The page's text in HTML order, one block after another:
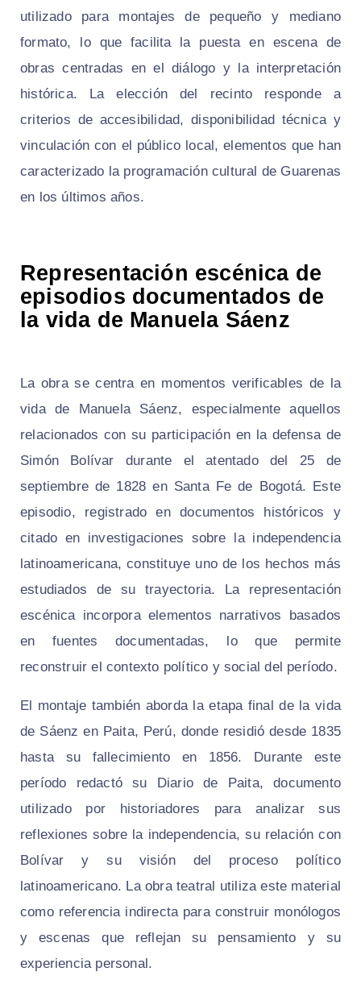
utilizado para montajes de pequeño y mediano
formato, lo que facilita la puesta en escena de
obras centradas en el diálogo y la interpretación
histórica. La elección del recinto responde a
criterios de accesibilidad, disponibilidad técnica y
vinculación con el público local, elementos que han
caracterizado la programación cultural de Guarenas
en los últimos años.
Representación escénica de
episodios documentados de
la vida de Manuela Sáenz
La obra se centra en momentos verificables de la
vida de Manuela Sáenz, especialmente aquellos
relacionados con su participación en la defensa de
Simón Bolívar durante el atentado del 25 de
septiembre de 1828 en Santa Fe de Bogotá. Este
episodio, registrado en documentos históricos y
citado en investigaciones sobre la independencia
latinoamericana, constituye uno de los hechos más
estudiados de su trayectoria. La representación
escénica incorpora elementos narrativos basados
en fuentes documentadas, lo que permite
reconstruir el contexto político y social del período.
El montaje también aborda la etapa final de la vida
de Sáenz en Paita, Perú, donde residió desde 1835
hasta su fallecimiento en 1856. Durante este
período redactó su Diario de Paita, documento
utilizado por historiadores para analizar sus
reflexiones sobre la independencia, su relación con
Bolívar y su visión del proceso político
latinoamericano. La obra teatral utiliza este material
como referencia indirecta para construir monólogos
y escenas que reflejan su pensamiento y su
experiencia personal.